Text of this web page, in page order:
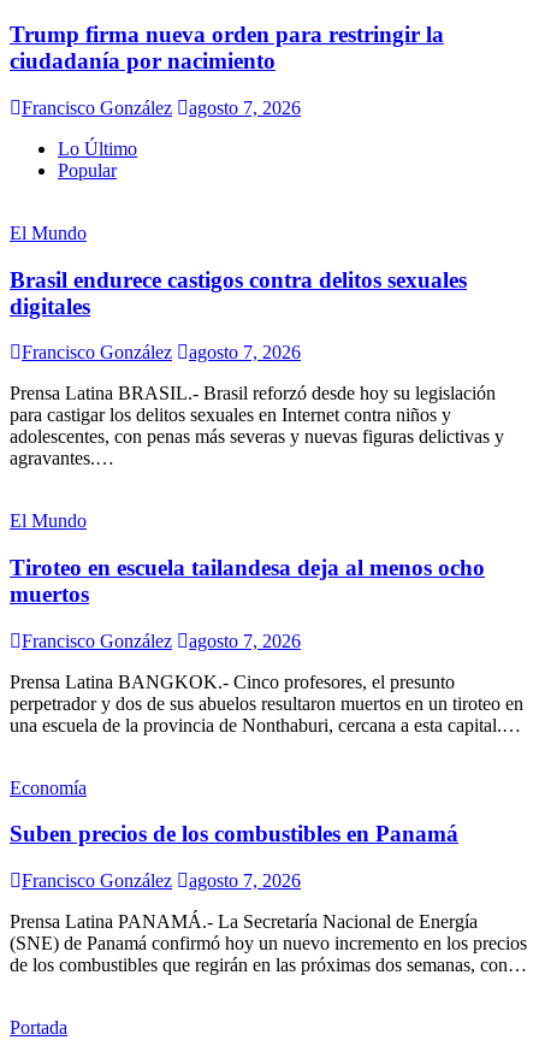
Trump firma nueva orden para restringir la
ciudadanía por nacimiento
Francisco González
agosto 7, 2026
Lo Último
Popular
El Mundo
Brasil endurece castigos contra delitos sexuales
digitales
Francisco González
agosto 7, 2026
Prensa Latina BRASIL.- Brasil reforzó desde hoy su legislación
para castigar los delitos sexuales en Internet contra niños y
adolescentes, con penas más severas y nuevas figuras delictivas y
agravantes.…
El Mundo
Tiroteo en escuela tailandesa deja al menos ocho
muertos
Francisco González
agosto 7, 2026
Prensa Latina BANGKOK.- Cinco profesores, el presunto
perpetrador y dos de sus abuelos resultaron muertos en un tiroteo en
una escuela de la provincia de Nonthaburi, cercana a esta capital.…
Economía
Suben precios de los combustibles en Panamá
Francisco González
agosto 7, 2026
Prensa Latina PANAMÁ.- La Secretaría Nacional de Energía
(SNE) de Panamá confirmó hoy un nuevo incremento en los precios
de los combustibles que regirán en las próximas dos semanas, con…
Portada